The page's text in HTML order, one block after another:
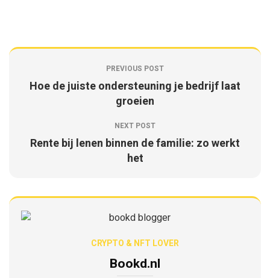
PREVIOUS POST
Hoe de juiste ondersteuning je bedrijf laat
groeien
NEXT POST
Rente bij lenen binnen de familie: zo werkt
het
CRYPTO & NFT LOVER
Bookd.nl